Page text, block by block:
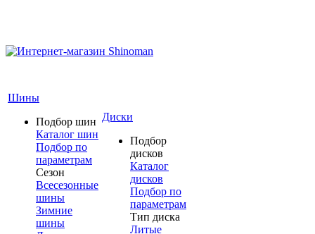
Шины
Подбор шин
Каталог шин
Подбор по
параметрам
Сезон
Всесезонные
шины
Зимние
шины
Диски
Подбор
дисков
Каталог
дисков
Подбор по
параметрам
Тип диска
Литые